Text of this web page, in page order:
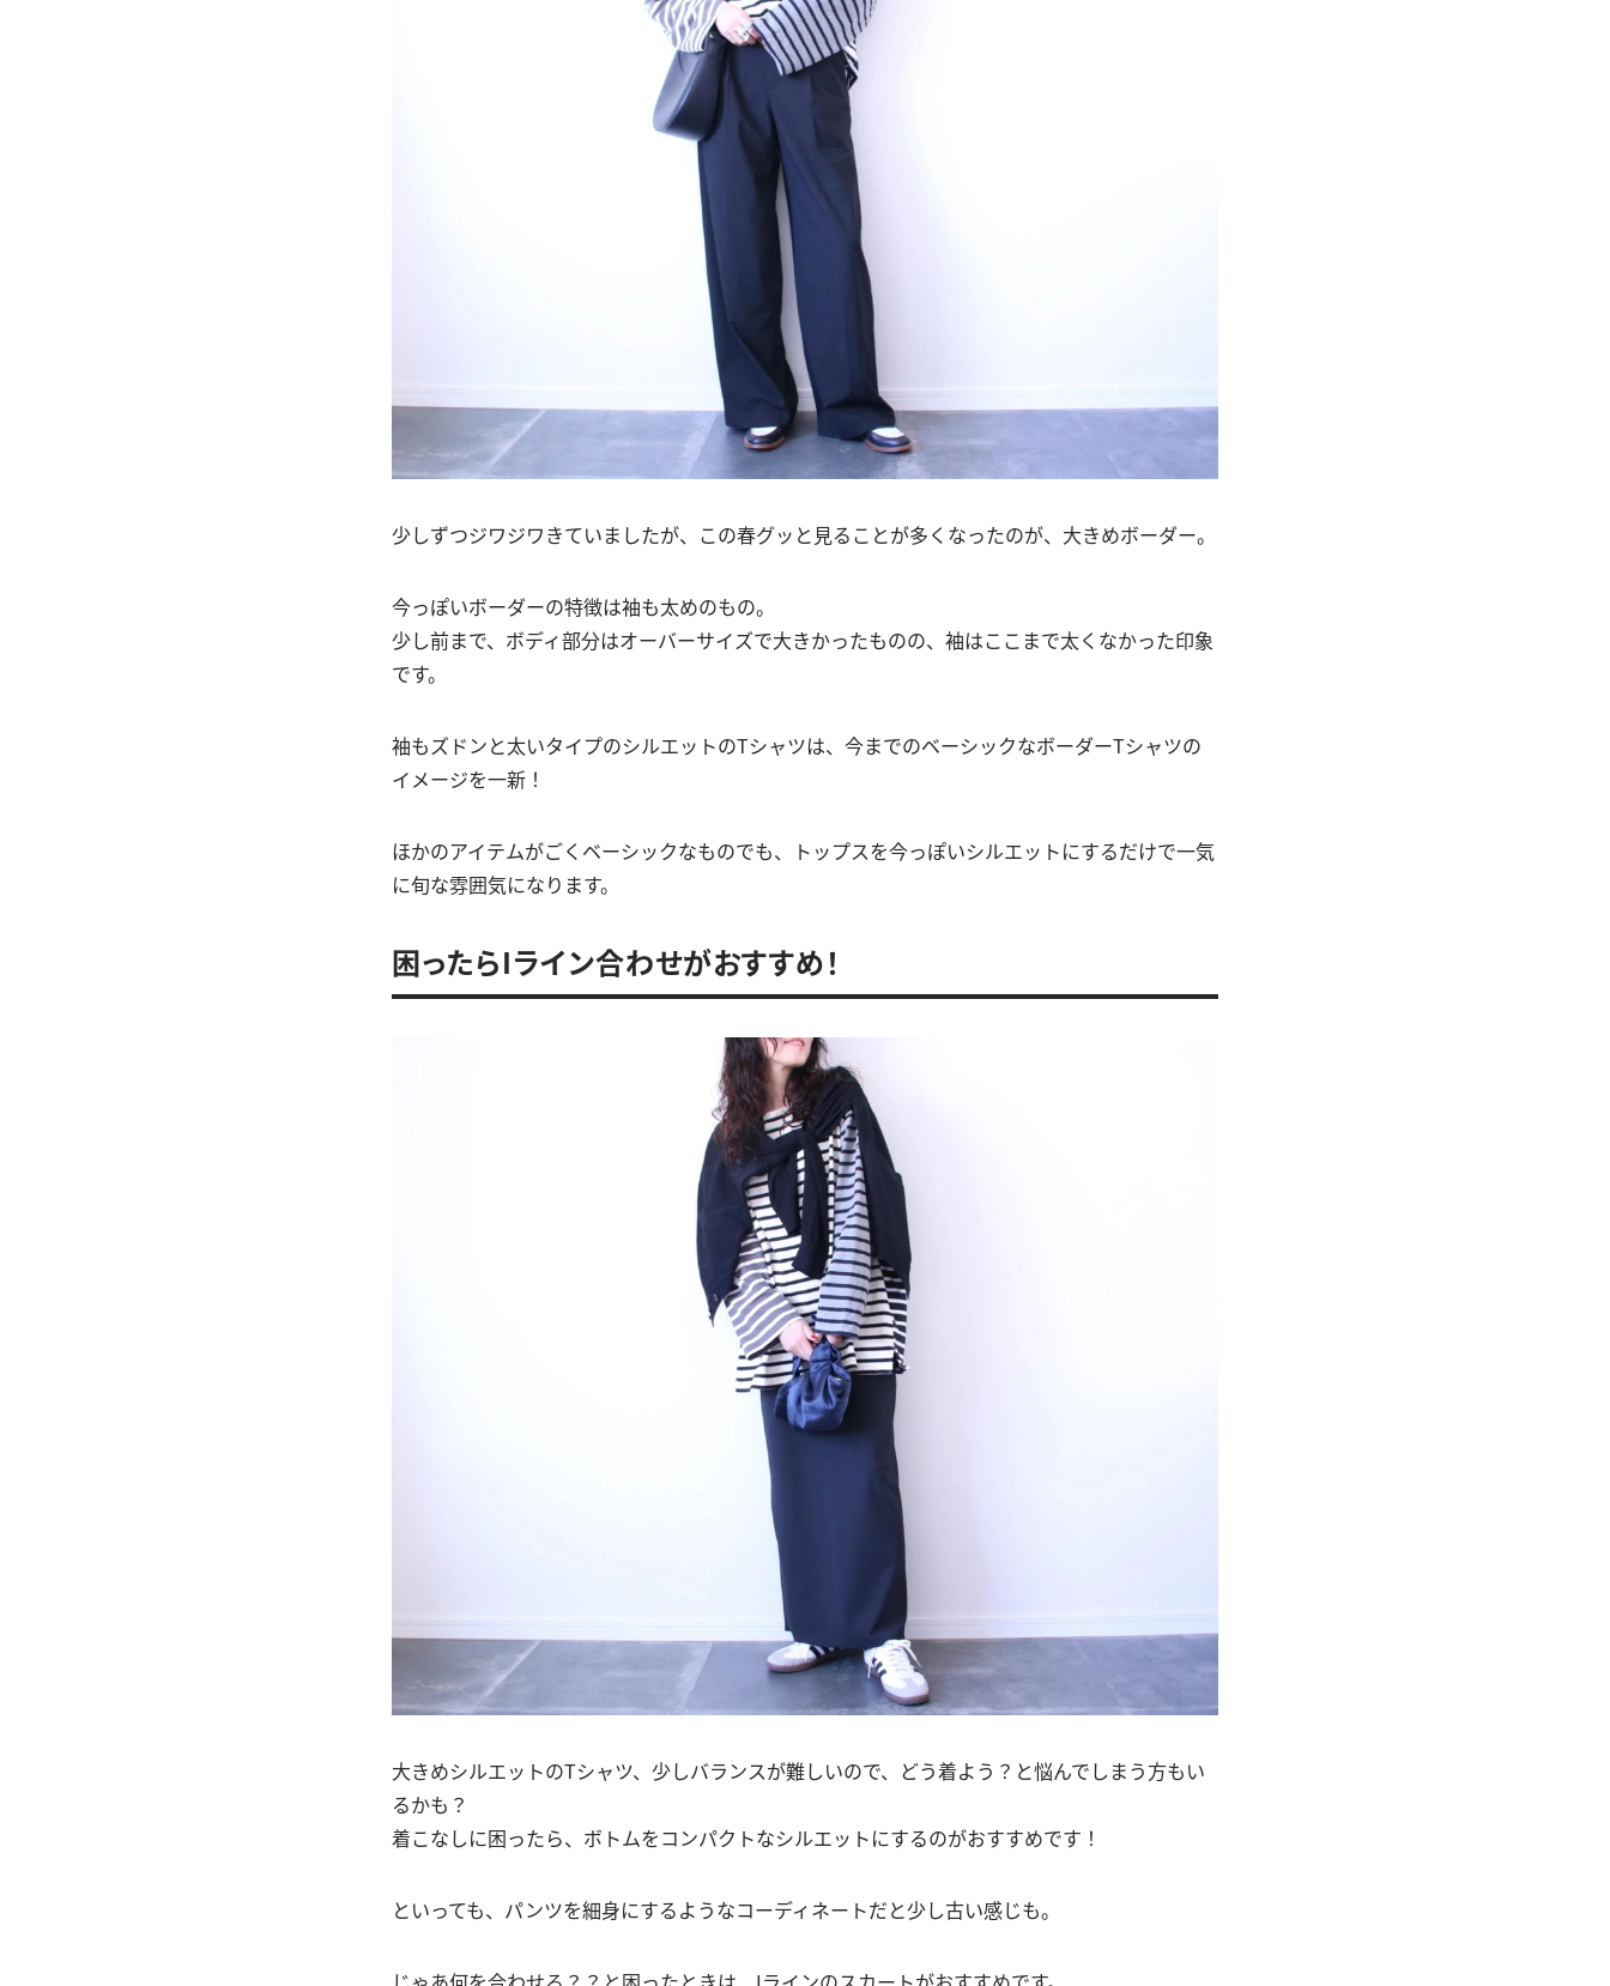
少しずつジワジワきていましたが、この春グッと見ることが多くなったのが、大きめボーダー。
今っぽいボーダーの特徴は袖も太めのもの。
少し前まで、ボディ部分はオーバーサイズで大きかったものの、袖はここまで太くなかった印象
です。
袖もズドンと太いタイプのシルエットのTシャツは、今までのベーシックなボーダーTシャツの
イメージを一新！
ほかのアイテムがごくベーシックなものでも、トップスを今っぽいシルエットにするだけで一気
に旬な雰囲気になります。
困ったらIライン合わせがおすすめ！
大きめシルエットのTシャツ、少しバランスが難しいので、どう着よう？と悩んでしまう方もい
るかも？
着こなしに困ったら、ボトムをコンパクトなシルエットにするのがおすすめです！
といっても、パンツを細身にするようなコーディネートだと少し古い感じも。